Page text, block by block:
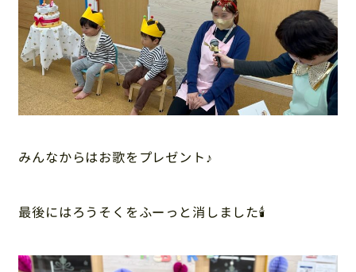
みんなからはお歌をプレゼント♪
最後にはろうそくをふーっと消しました🕯